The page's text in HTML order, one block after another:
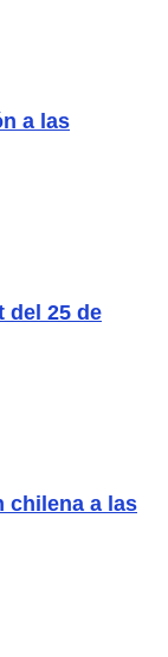
a las
del 25 de
chilena a las